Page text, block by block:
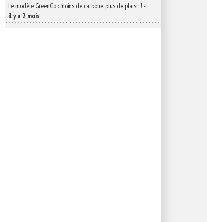
Le modèle GreenGo : moins de carbone, plus de plaisir ! -
il y a 2 mois